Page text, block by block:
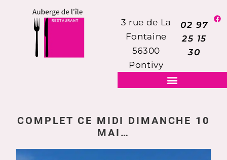
3 rue de La
Fontaine
56300
Pontivy
02 97
25 15
30
COMPLET CE MIDI DIMANCHE 10
MAI…